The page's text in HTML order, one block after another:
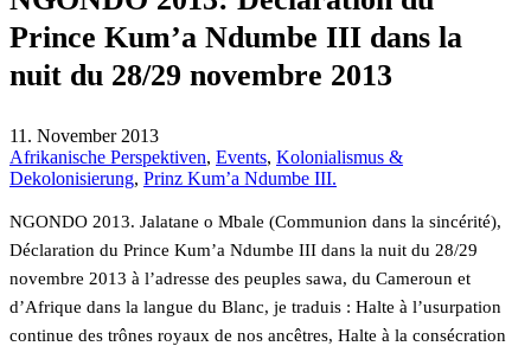
Prince Kum’a Ndumbe III dans la
nuit du 28/29 novembre 2013
11. November 2013
Afrikanische Perspektiven, Events, Kolonialismus &
Dekolonisierung, Prinz Kum’a Ndumbe III.
NGONDO 2013. Jalatane o Mbale (Communion dans la sincérité),
Déclaration du Prince Kum’a Ndumbe III dans la nuit du 28/29
novembre 2013 à l’adresse des peuples sawa, du Cameroun et
d’Afrique dans la langue du Blanc, je traduis : Halte à l’usurpation
continue des trônes royaux de nos ancêtres, Halte à la consécration